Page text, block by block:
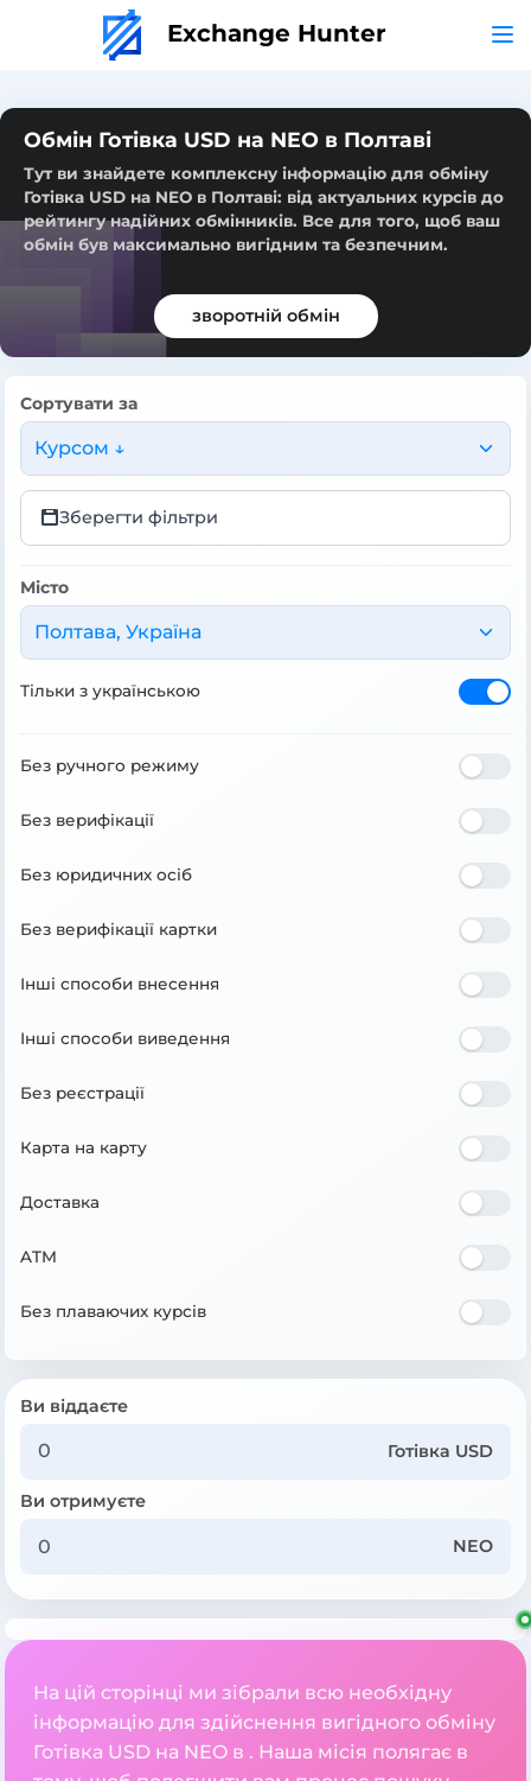
Exchange Hunter
Обмін Готівка USD на NEO в Полтаві
Тут ви знайдете комплексну інформацію для обміну
Готівка USD на NEO в Полтаві: від актуальних курсів до
рейтингу надійних обмінників. Все для того, щоб ваш
обмін був максимально вигідним та безпечним.
зворотній обмін
Сортувати за
Курсом ↓
Зберегти фільтри
Місто
Полтава, Україна
Тільки з українською
Без ручного режиму
Без верифікації
Без юридичних осіб
Без верифікації картки
Інші способи внесення
Інші способи виведення
Без реєстрації
Карта на карту
Доставка
ATM
Без плаваючих курсів
Ви віддаєте
Готівка USD
Ви отримуєте
NEO
На цій сторінці ми зібрали всю необхідну
інформацію для здійснення вигідного обміну
Готівка USD на NEO в . Наша місія полягає в